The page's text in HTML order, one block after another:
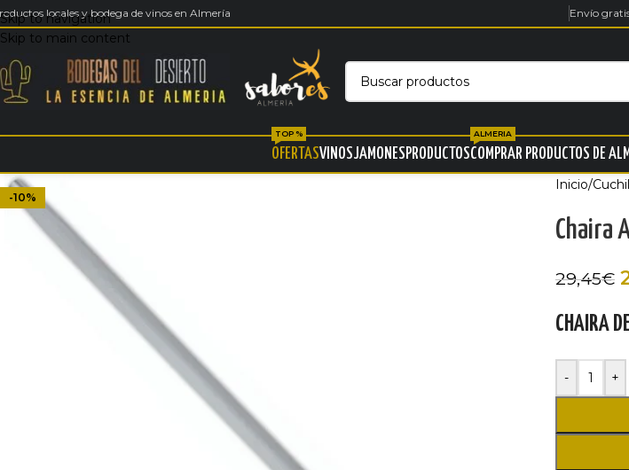
Skip to navigation
Skip to main content
locales y bodega de vinos en Almería Envío
OFERTAS
TOP %
VINOSJAMONES PRODUCTOSCOMPRAR PRODUCTOS DE
ALMERIA
-10%
Inicio/
Chaira
29,45€
CHAIRA
- +